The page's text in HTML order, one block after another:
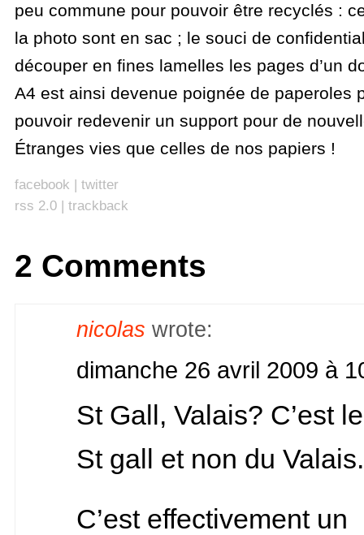
peu commune pour pouvoir être recyclés :
la photo sont en sac ; le souci de
découper en fines lamelles les pages d’un
A4 est ainsi devenue poignée de paperoles
pouvoir redevenir un support pour de
Étranges vies que celles de nos papiers !
facebook | twitter
rss 2.0| trackback
2 Comments
nicolas wrote:
dimanche 26 avril 2009 à
St Gall, Valais? C’est
St gall et non du Valais.
C’est effectivement un